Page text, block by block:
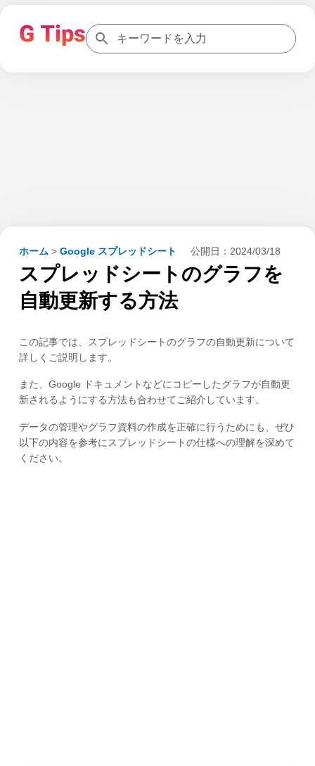
ホーム > Google スプレッドシート 公開日： 2024/03/18
スプレッドシートのグラフを
自動更新する方法
この記事では、スプレッドシートのグラフの自動更新について
詳しくご説明します。
また、Google ドキュメントなどにコピーしたグラフが自動更
新されるようにする方法も合わせてご紹介しています。
データの管理やグラフ資料の作成を正確に行うためにも、ぜひ
以下の内容を参考にスプレッドシートの仕様への理解を深めて
ください。